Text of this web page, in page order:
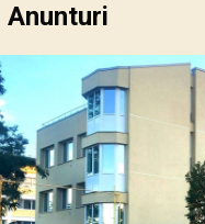
Anunturi